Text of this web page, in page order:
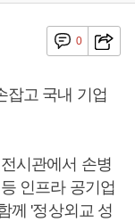
0
잡고 국내 기업
시관에서 손병
인프라 공기업
께 '정상외교 성